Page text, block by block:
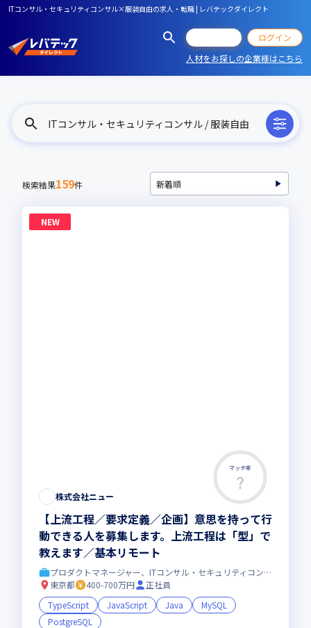
ITコンサル・セキュリティコンサル×服装自由の求人・転職 | レバテックダイレクト
ログイン
人材をお探しの企業様はこちら
ITコンサル・セキュリティコンサル / 服装自由
検索結果159件
NEW
マッチ率
株式会社ニュー
【上流工程／要求定義／企画】意思を持って行
動できる人を募集します。上流工程は「型」で
教えます／基本リモート
プロダクトマネージャー、ITコンサル・セキュリティコンサル
東京都
400-700万円
正社員
TypeScript
JavaScript Java
MySQL
PostgreSQL